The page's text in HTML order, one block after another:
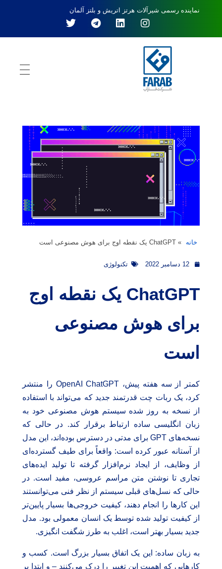
نماینده رسمی شیرآلات هرتز اتریش و بلتز آلمان
خانه » ChatGPT یک نقطه اوج برای هوش مصنوعی است
12 دسامبر 2022 تکنولوژی
ChatGPT یک نقطه اوج
برای هوش مصنوعی
است
کمتر از سه هفته پیش، OpenAI ChatGPT را منتشر
کرد، یک ربات چت قدرتمند جدید که می‌تواند با استفاده
از نسخه به روز شده سیستم هوش مصنوعی خود به
زبان انگلیسی ساده ارتباط برقرار کند. در حالی که
نسخه‌های GPT برای مدتی در دسترس بوده‌اند، این مدل
از آستانه عبور کرده است: واقعاً برای طیف گسترده‌ای
از وظایف، از ایجاد نرم‌افزار گرفته تا تولید ایده‌های
تجاری تا نوشتن متن مراسم عروسی، مفید است. در
حالی که نسل‌های قبلی سیستم از نظر فنی می‌توانستند
این کارها را انجام دهند، کیفیت خروجی‌ها بسیار پایین‌تر
از کیفیت تولید شده توسط یک انسان معمولی بود. مدل
جدید بسیار بهتر است، اغلب به طرز شگفت انگیزی.
به زبان ساده: این یک اتفاق بسیار بزرگ است. کسب و
کارهایی که اهمیت این تغییر را درک می‌کنند – و ابتدا بر